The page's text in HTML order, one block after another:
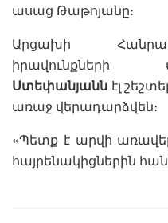
ասաց Թաթոյանը։
Արցախի
իրավունքների
Ստեփանյանն էլ
առաջ վերադարձվեն։
«Պետք է արվի
հայրենակիցներին